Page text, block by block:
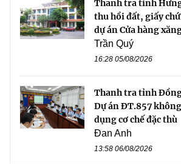
Thanh tra tỉnh
thu hồi đất, giấy
dự án Cửa hàng
Trần Quý
16:28 05/08/2026
Thanh tra tỉnh
Dự án ĐT.857
dụng cơ chế đặc thù
Đan Anh
13:58 06/08/2026